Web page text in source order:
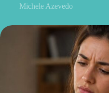
Michele Azevedo